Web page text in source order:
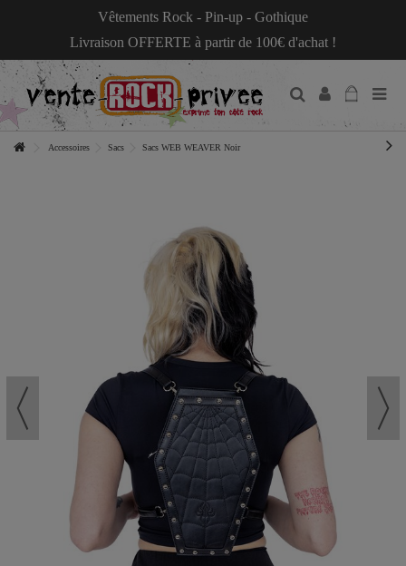
Vêtements Rock - Pin-up - Gothique
Livraison OFFERTE à partir de 100€ d'achat !
Accessoires Sacs Sacs WEB WEAVER Noir